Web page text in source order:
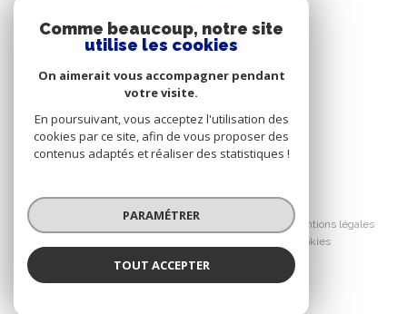
Corinne ROBLES
© 2026 | Tous droits réservés
Mentions légales
Cookies
Comme beaucoup, notre site
utilise les cookies
On aimerait vous accompagner pendant
votre visite.
En poursuivant, vous acceptez l'utilisation des
cookies par ce site, afin de vous proposer des
contenus adaptés et réaliser des statistiques !
PARAMÉTRER
TOUT ACCEPTER